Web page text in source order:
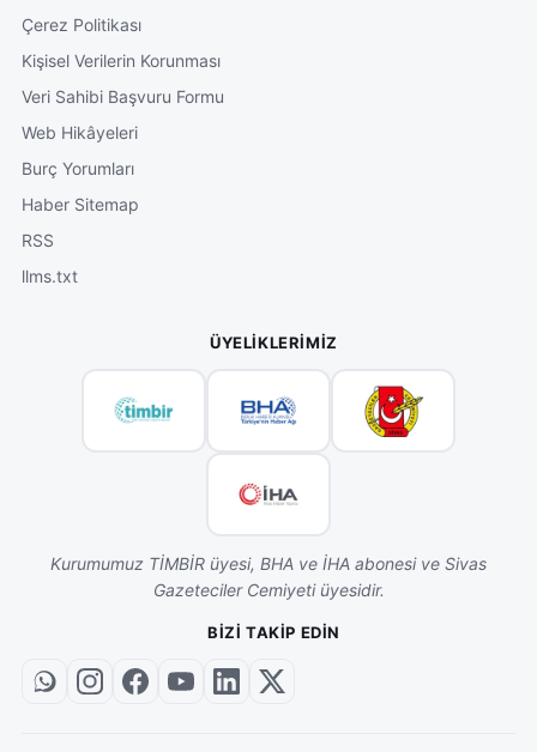
Çerez Politikası
Kişisel Verilerin Korunması
Veri Sahibi Başvuru Formu
Web Hikâyeleri
Burç Yorumları
Haber Sitemap
RSS
llms.txt
ÜYELIKLERIMIZ
Kurumumuz TİMBİR üyesi, BHA ve İHA abonesi ve Sivas
Gazeteciler Cemiyeti üyesidir.
BIZI TAKIP EDIN